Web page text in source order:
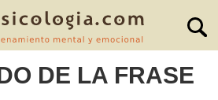
DE LA FRASE